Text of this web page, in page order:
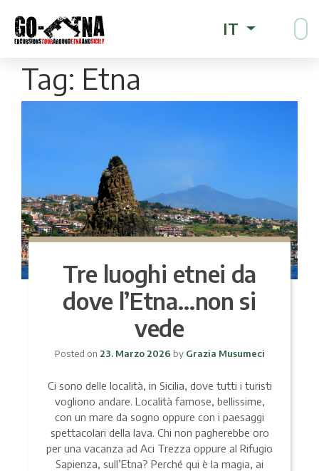
IT
Tag: Etna
Tre luoghi etnei da
dove l’Etna…non si
vede
Posted on 23. Marzo 2026 byGrazia Musumeci
Ci sono delle località, in Sicilia, dove tutti i turisti
vogliono andare. Località famose, bellissime,
con un mare da sogno oppure con i paesaggi
spettacolari della lava. Chi non pagherebbe oro
per una vacanza ad Aci Trezza oppure al Rifugio
Sapienza, sull’Etna? Perché qui è la magia, ai